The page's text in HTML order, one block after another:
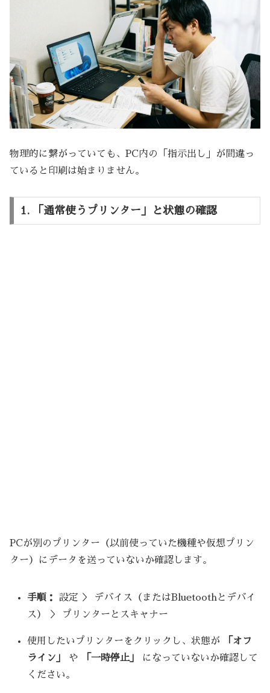
物理的に繋がっていても、PC内の「指示出し」が間違っ
ていると印刷は始まりません。
1. 「通常使うプリンター」と状態の確認
PCが別のプリンター（以前使っていた機種や仮想プリン
ター）にデータを送っていないか確認します。
手順：
設定 ＞ デバイス（またはBluetoothとデバイ
ス） ＞ プリンターとスキャナー
使用したいプリンターをクリックし、状態が
「オフ
ライン」
や 「一時停止」
になっていないか確認して
ください。